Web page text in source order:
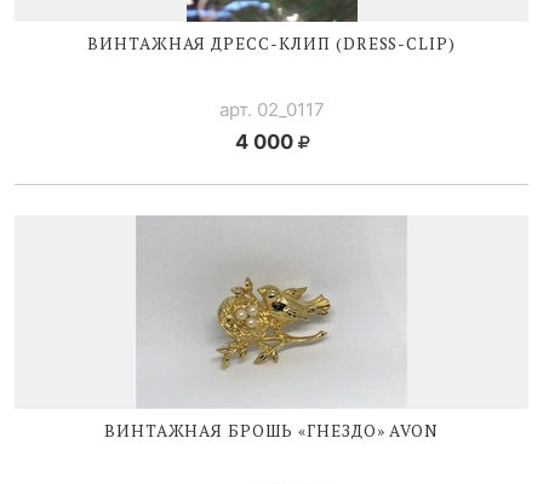
ВИНТАЖНАЯДРЕСС-КЛИП (DRESS-CLIP)
арт. 02_0117
4 000
ВИНТАЖНАЯ БРОШЬ «ГНЕЗДО» AVON